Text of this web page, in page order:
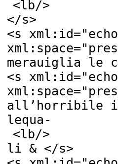
<lb/>
</s>
<s xml:id="
xml:space="
merauiglia le
<s xml:id="
xml:space="
all’horribile
lequa-
<lb/>
li & </s>